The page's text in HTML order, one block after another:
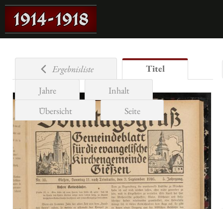
Ergebnisliste
Titel
Jahre
Inhalt
Übersicht
Seite